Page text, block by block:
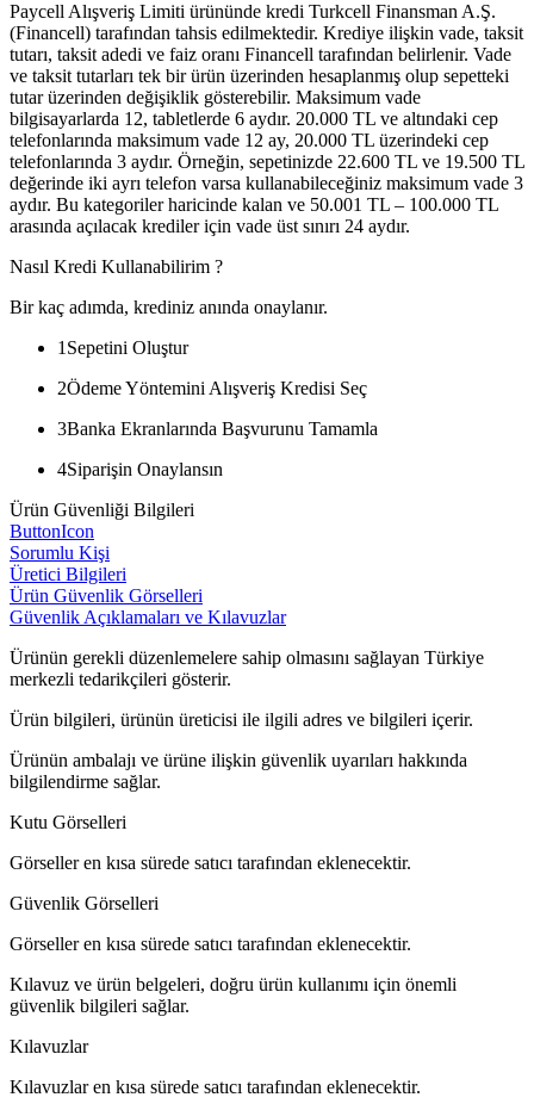
Paycell Alışveriş Limiti ürününde kredi Turkcell Finansman A.Ş.
(Financell) tarafından tahsis edilmektedir. Krediye ilişkin vade, taksit
tutarı, taksit adedi ve faiz oranı Financell tarafından belirlenir. Vade
ve taksit tutarları tek bir ürün üzerinden hesaplanmış olup sepetteki
tutar üzerinden değişiklik gösterebilir. Maksimum vade
bilgisayarlarda 12, tabletlerde 6 aydır. 20.000 TL ve altındaki cep
telefonlarında maksimum vade 12 ay, 20.000 TL üzerindeki cep
telefonlarında 3 aydır. Örneğin, sepetinizde 22.600 TL ve 19.500 TL
değerinde iki ayrı telefon varsa kullanabileceğiniz maksimum vade 3
aydır. Bu kategoriler haricinde kalan ve 50.001 TL – 100.000 TL
arasında açılacak krediler için vade üst sınırı 24 aydır.
Nasıl Kredi Kullanabilirim ?
Bir kaç adımda, krediniz anında onaylanır.
1 Sepetini Oluştur
2Ödeme Yöntemini Alışveriş Kredisi Seç
3Banka Ekranlarında Başvurunu Tamamla
4Siparişin Onaylansın
Ürün Güvenliği Bilgileri
ButtonIcon
Sorumlu Kişi
Üretici Bilgileri
Ürün Güvenlik Görselleri
Güvenlik Açıklamaları ve Kılavuzlar
Ürünün gerekli düzenlemelere sahip olmasını sağlayan Türkiye
merkezli tedarikçileri gösterir.
Ürün bilgileri, ürünün üreticisi ile ilgili adres ve bilgileri içerir.
Ürünün ambalajı ve ürüne ilişkin güvenlik uyarıları hakkında
bilgilendirme sağlar.
Kutu Görselleri
Görseller en kısa sürede satıcı tarafından eklenecektir.
Güvenlik Görselleri
Görseller en kısa sürede satıcı tarafından eklenecektir.
Kılavuz ve ürün belgeleri, doğru ürün kullanımı için önemli
güvenlik bilgileri sağlar.
Kılavuzlar
Kılavuzlar en kısa sürede satıcı tarafından eklenecektir.